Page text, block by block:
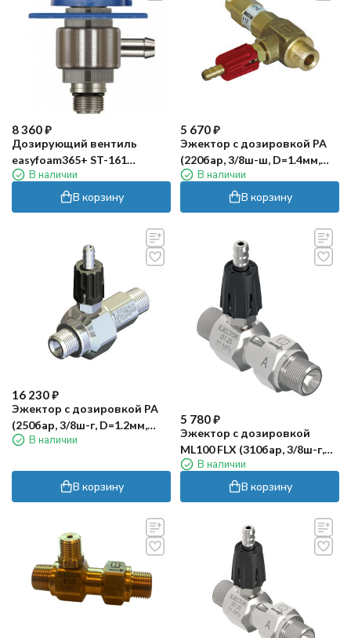
8 360₽
Дозирующий вентиль
easyfoam365+ ST-161
(350бар) R+M
В наличии
В корзину
5 670₽
Эжектор с дозировкой PA
(220бар, 3/8ш-ш, D=1.4мм,
лат, красный, удлин)
В наличии
В корзину
16 230₽
Эжектор с дозировкой PA
(250бар, 3/8ш-г, D=1.2мм,
нерж)В наличии
В корзину
5 780₽
Эжектор с дозировкой
ML100 FLX (310бар, 3/8ш-г,
D=1.25мм, нерж) Mecline
В наличии
В корзину